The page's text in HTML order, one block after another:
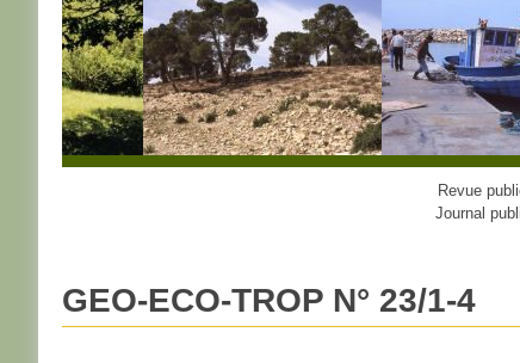
Revue
Journal
GEO-ECO-TROP N° 23/1-4